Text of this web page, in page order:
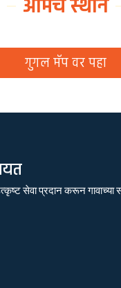
गुगल मॅप वर पहा
सेवा प्रदान करून गावाच्या